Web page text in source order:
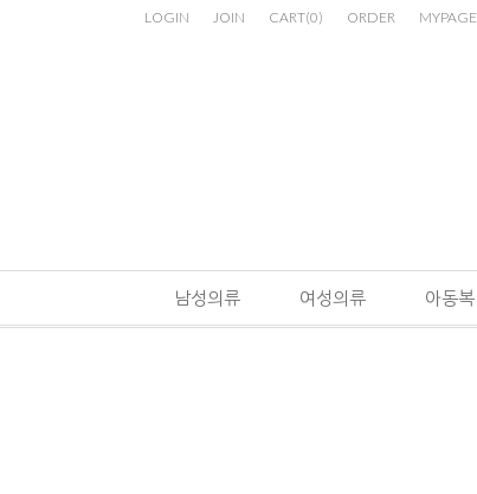
LOGIN JOIN CART(0) ORDER MYPAGE
남성의류 여성의류 아동복